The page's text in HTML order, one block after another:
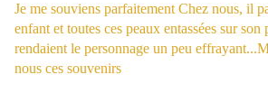
Je me souviens parfaitement Chez nous, il
enfant et toutes ces peaux entassées sur son
rendaient le personnage un peu
nous ces souvenirs